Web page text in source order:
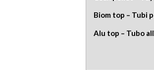
Biom top – Tubi
Alu top – Tubo